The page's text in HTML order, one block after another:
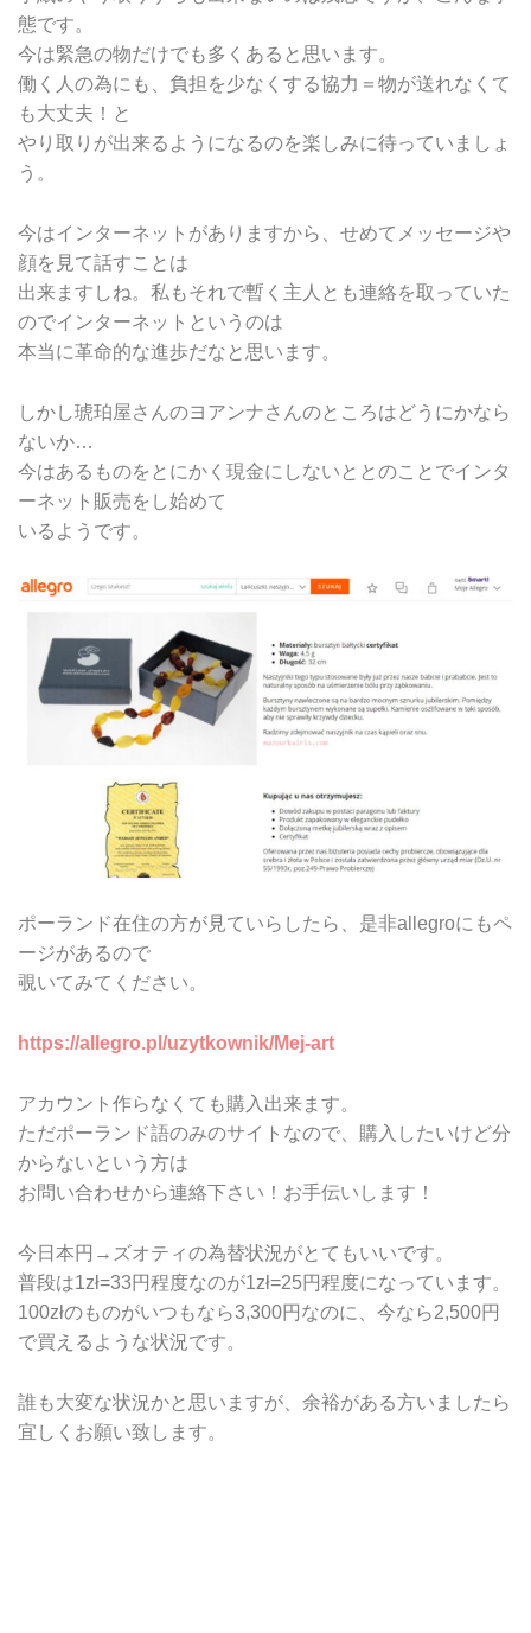
態です。
今は緊急の物だけでも多くあると思います。
働く人の為にも、負担を少なくする協力＝物が送れなくて
も大丈夫！と
やり取りが出来るようになるのを楽しみに待っていましょ
う。
今はインターネットがありますから、せめてメッセージや
顔を見て話すことは
出来ますしね。私もそれで暫く主人とも連絡を取っていた
のでインターネットというのは
本当に革命的な進歩だなと思います。
しかし琥珀屋さんのヨアンナさんのところはどうにかなら
ないか…
今はあるものをとにかく現金にしないととのことでインタ
ーネット販売をし始めて
いるようです。
ポーランド在住の方が見ていらしたら、是非allegroにもペ
ージがあるので
覗いてみてください。
https://allegro.pl/uzytkownik/Mej-art
アカウント作らなくても購入出来ます。
ただポーランド語のみのサイトなので、購入したいけど分
からないという方は
お問い合わせから連絡下さい！お手伝いします！
今日本円→ズオティの為替状況がとてもいいです。
普段は1zł=33円程度なのが1zł=25円程度になっています。
100złのものがいつもなら3,300円なのに、今なら2,500円
で買えるような状況です。
誰も大変な状況かと思いますが、余裕がある方いましたら
宜しくお願い致します。